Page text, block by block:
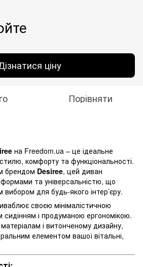
ціну
Порівняти
на Freedom.ua – це ідеальне
комфорту та функціональності.
брендом Desiree, цей диван
формами та універсальністю, що
для будь-якого інтер’єру.
своєю мінімалістичною
і продуманою ергономікою.
і витонченому дизайну,
елементом вашої вітальні,